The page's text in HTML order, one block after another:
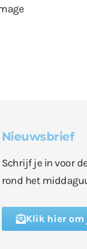
Nieuwsbrief
Schrijf je in voor
rond het
Klik hier om